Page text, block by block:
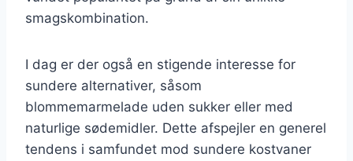
smagskombination.
I dag er der også en stigende interesse for
sundere alternativer, såsom
blommemarmelade uden sukker eller med
naturlige sødemidler. Dette afspejler en generel
tendens i samfundet mod sundere kostvaner